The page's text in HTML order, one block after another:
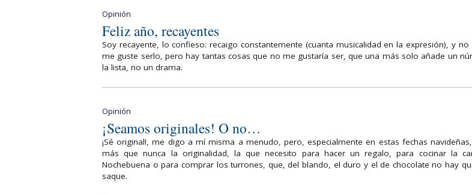
Opinión
Feliz año, recayentes
Soy recayente, lo confieso: recaigo constantemente (cuanta musicalidad en la expresión), y no
me guste serlo, pero hay tantas cosas que no me gustaría ser, que una más solo añade un
la lista, no un drama.
Opinión
¡Seamos originales! O no…
¡Sé original!, me digo a mí misma a menudo, pero, especialmente en estas fechas
más que nunca la originalidad, la que necesito para hacer un regalo, para cocinar la
Nochebuena o para comprar los turrones, que, del blando, el duro y el de chocolate no hay
saque.